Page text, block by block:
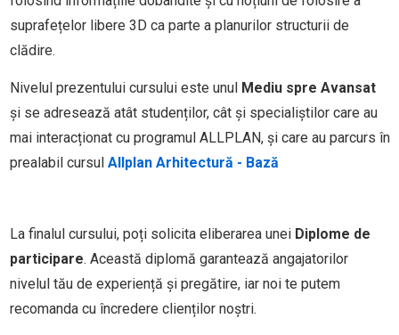
suprafețelor libere 3D ca parte a planurilor structurii de
clădire.
Nivelul prezentului cursului este unul Mediu spre Avansat
și se adresează atât studenților, cât și specialiștilor care au
mai interacționat cu programul ALLPLAN, și care au parcurs în
prealabil cursul Allplan Arhitectură - Bază
La finalul cursului, poți solicita eliberarea unei Diplome de
participare. Această diplomă garantează angajatorilor
nivelul tău de experiență și pregătire, iar noi te putem
recomanda cu încredere clienților noștri.